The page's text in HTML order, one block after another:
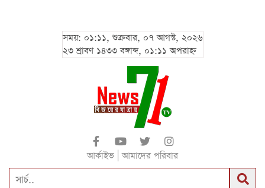
সময়: ০১:১১, শুক্রবার, ০৭ আগস্ট, ২০২৬
২৩ শ্রাবণ ১৪৩৩ বঙ্গাব্দ, ০১:১১ অপরাহ্ন
আর্কাইভ আমাদের পরিবার